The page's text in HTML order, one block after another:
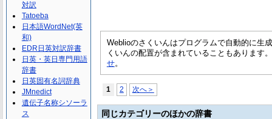
Weblioのさくいんはプログラムで自動的に生
くいんの配置が含まれていることもあります
せ。
1 2 次へ＞
同じカテゴリーのほかの辞書
対訳
Tatoeba
日本語WordNet(英
和)
EDR日英対訳辞書
日英・英日専門用語
辞書
日英固有名詞辞典
JMnedict
遺伝子名称シソーラ
ス